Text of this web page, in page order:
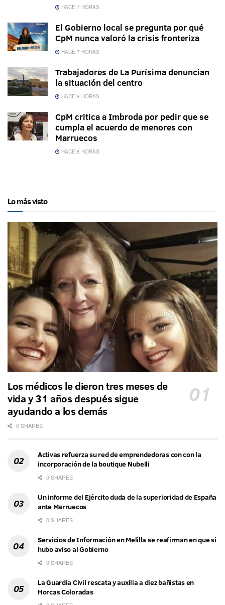
HACE 7 HORAS
El Gobierno local se pregunta por qué
CpM nunca valoró la crisis fronteriza
HACE 7 HORAS
Trabajadores de La Purísima denuncian
la situación del centro
HACE 8 HORAS
CpM critica a Imbroda por pedir que se
cumpla el acuerdo de menores con
Marruecos
HACE 8 HORAS
Lo más visto
Los médicos le dieron tres meses de
vida y 31 años después sigue
ayudando a los demás
0 SHARES
Activas refuerza su red de emprendedoras con con la
incorporación de la boutique Nubelli
0 SHARES
Un informe del Ejército duda de la superioridad de España
ante Marruecos
0 SHARES
Servicios de Información en Melilla se reafirman en que sí
hubo aviso al Gobierno
0 SHARES
La Guardia Civil rescata y auxilia a diez bañistas en
Horcas Coloradas